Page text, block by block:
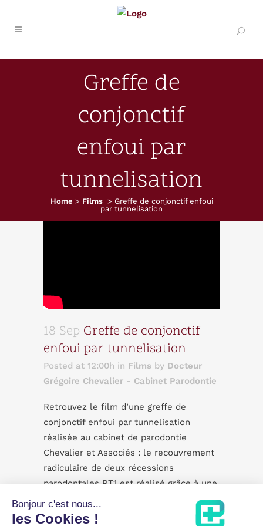
Greffe de
conjonctif
enfoui par
tunnelisation
Home > Films > Greffe de conjonctif enfoui
par tunnelisation
18 Sep Greffe de conjonctif
enfoui par tunnelisation
Posted at 12:00h in Films by Docteur
Grégoire Chevalier - Cabinet Parodontie
Retrouvez le film d’une greffe de
conjonctif enfoui par tunnelisation
réalisée au cabinet de parodontie
Chevalier et Associés : le recouvrement
radiculaire de deux récessions
parodontales RT1 est réalisé grâce à une
greffe de conjonctif enfoui par
tunnelisation.
Bonjour c'est nous...
les Cookies !